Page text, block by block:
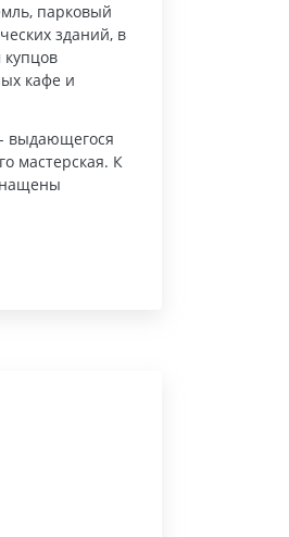
парковый
зданий, в
кафе и
выдающегося
мастерская. К